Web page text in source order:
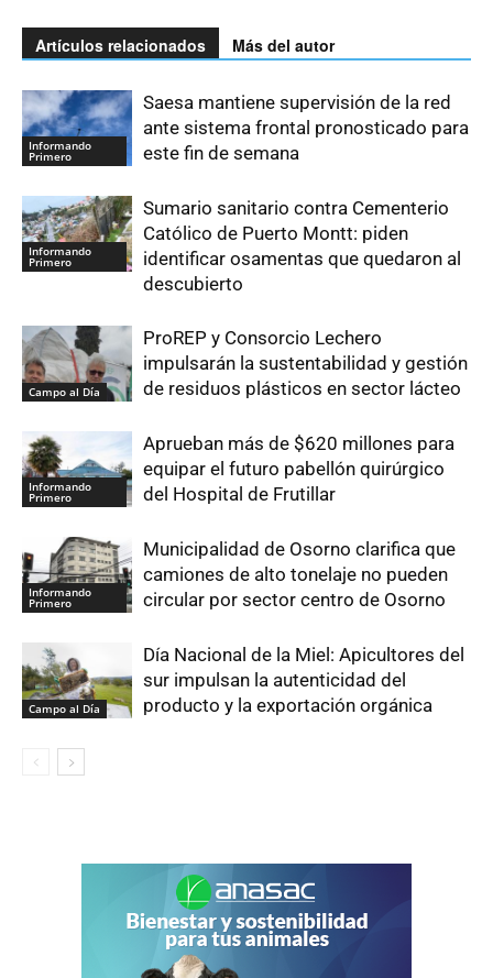
Artículos relacionados Más del autor
Informando
Primero
Saesa mantiene supervisión de la red
ante sistema frontal pronosticado para
este fin de semana
Informando
Primero
Sumario sanitario contra Cementerio
Católico de Puerto Montt: piden
identificar osamentas que quedaron al
descubierto
Campo al Día
ProREP y Consorcio Lechero
impulsarán la sustentabilidad y gestión
de residuos plásticos en sector lácteo
Informando
Primero
Aprueban más de $620 millones para
equipar el futuro pabellón quirúrgico
del Hospital de Frutillar
Informando
Primero
Municipalidad de Osorno clarifica que
camiones de alto tonelaje no pueden
circular por sector centro de Osorno
Campo al Día
Día Nacional de la Miel: Apicultores del
sur impulsan la autenticidad del
producto y la exportación orgánica